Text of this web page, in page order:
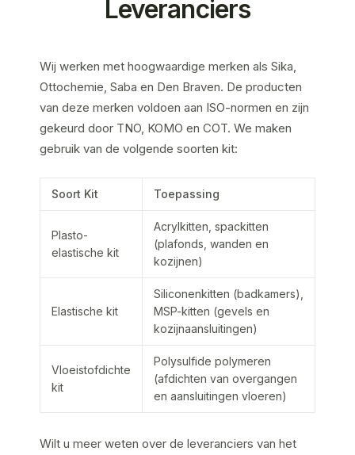
Leveranciers
Wij werken met hoogwaardige merken als Sika,
Ottochemie, Saba en Den Braven. De producten
van deze merken voldoen aan ISO-normen en zijn
gekeurd door TNO, KOMO en COT. We maken
gebruik van de volgende soorten kit:
Soort Kit Toepassing
Plasto-
elastische kit
Acrylkitten, spackitten
(plafonds, wanden en
kozijnen)
Elastische kit
Siliconenkitten (badkamers),
MSP-kitten (gevels en
kozijnaansluitingen)
Vloeistofdichte
kit
Polysulfide polymeren
(afdichten van overgangen
en aansluitingen vloeren)
Wilt u meer weten over de leveranciers van het